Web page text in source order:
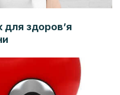
для здоров’я